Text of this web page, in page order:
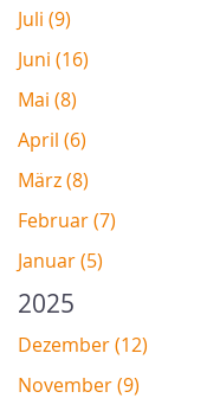
Juli (9)
Juni (16)
Mai (8)
April (6)
März (8)
Februar (7)
Januar (5)
2025
Dezember (12)
November (9)